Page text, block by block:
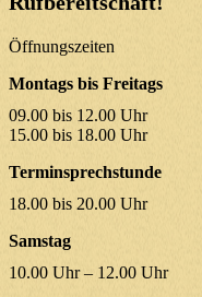
Öffnungszeiten
Montags bis Freitags
09.00 bis 12.00 Uhr
15.00 bis 18.00 Uhr
Terminsprechstunde
18.00 bis 20.00 Uhr
Samstag
10.00 Uhr – 12.00 Uhr